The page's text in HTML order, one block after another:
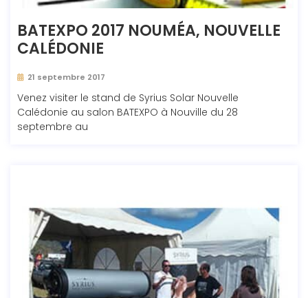
BATEXPO 2017 NOUMÉA, NOUVELLE
CALÉDONIE
21 septembre 2017
Venez visiter le stand de Syrius Solar Nouvelle
Calédonie au salon BATEXPO à Nouville du 28
septembre au